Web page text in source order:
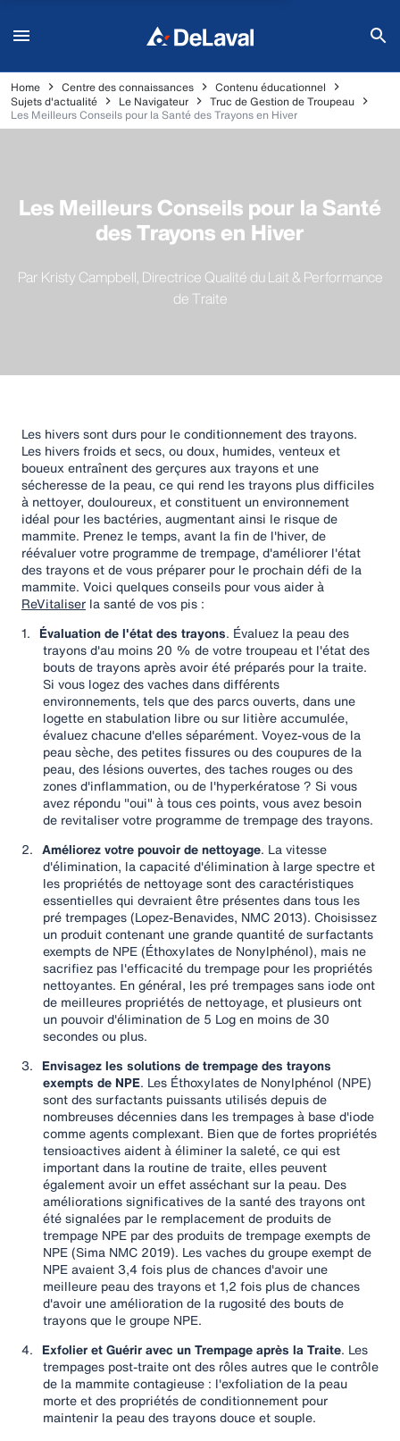
Home Centre des connaissances
Contenu éducationnel
Sujets d'actualité
Le Navigateur
Truc de Gestion de Troupeau
Les Meilleurs Conseils pour la Santé des Trayons en Hiver
Les Meilleurs Conseils pour la Santé
des Trayons en Hiver
Par Kristy Campbell, Directrice Qualité du Lait & Performance
de Traite
Les hivers sont durs pour le conditionnement des trayons.
Les hivers froids et secs, ou doux, humides, venteux et
boueux entraînent des gerçures aux trayons et une
sécheresse de la peau, ce qui rend les trayons plus difficiles
à nettoyer, douloureux, et constituent un environnement
idéal pour les bactéries, augmentant ainsi le risque de
mammite. Prenez le temps, avant la fin de l'hiver, de
réévaluer votre programme de trempage, d'améliorer l'état
des trayons et de vous préparer pour le prochain défi de la
mammite. Voici quelques conseils pour vous aider à
ReVitaliser la santé de vos pis :
1. Évaluation de l'état des trayons. Évaluez la peau des
trayons d'au moins 20 % de votre troupeau et l'état des
bouts de trayons après avoir été préparés pour la traite.
Si vous logez des vaches dans différents
environnements, tels que des parcs ouverts, dans une
logette en stabulation libre ou sur litière accumulée,
évaluez chacune d'elles séparément. Voyez-vous de la
peau sèche, des petites fissures ou des coupures de la
peau, des lésions ouvertes, des taches rouges ou des
zones d'inflammation, ou de l'hyperkératose ? Si vous
avez répondu "oui" à tous ces points, vous avez besoin
de revitaliser votre programme de trempage des trayons.
2. Améliorez votre pouvoir de nettoyage. La vitesse
d'élimination, la capacité d'élimination à large spectre et
les propriétés de nettoyage sont des caractéristiques
essentielles qui devraient être présentes dans tous les
pré trempages (Lopez-Benavides, NMC 2013). Choisissez
un produit contenant une grande quantité de surfactants
exempts de NPE (Éthoxylates de Nonylphénol), mais ne
sacrifiez pas l'efficacité du trempage pour les propriétés
nettoyantes. En général, les pré trempages sans iode ont
de meilleures propriétés de nettoyage, et plusieurs ont
un pouvoir d'élimination de 5 Log en moins de 30
secondes ou plus.
3. Envisagez les solutions de trempage des trayons
exempts de NPE. Les Éthoxylates de Nonylphénol (NPE)
sont des surfactants puissants utilisés depuis de
nombreuses décennies dans les trempages à base d'iode
comme agents complexant. Bien que de fortes propriétés
tensioactives aident à éliminer la saleté, ce qui est
important dans la routine de traite, elles peuvent
également avoir un effet asséchant sur la peau. Des
améliorations significatives de la santé des trayons ont
été signalées par le remplacement de produits de
trempage NPE par des produits de trempage exempts de
NPE (Sima NMC 2019). Les vaches du groupe exempt de
NPE avaient 3,4 fois plus de chances d'avoir une
meilleure peau des trayons et 1,2 fois plus de chances
d'avoir une amélioration de la rugosité des bouts de
trayons que le groupe NPE.
4. Exfolier et Guérir avec un Trempage après la Traite. Les
trempages post-traite ont des rôles autres que le contrôle
de la mammite contagieuse : l'exfoliation de la peau
morte et des propriétés de conditionnement pour
maintenir la peau des trayons douce et souple.